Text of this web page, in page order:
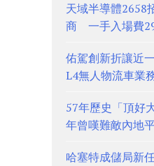
天域半導體2658
商 一手入場費
佑駕創新折讓近
L4無人物流車業
57年歷史「頂好
年曾嘆難敵內地
哈塞特成儲局新